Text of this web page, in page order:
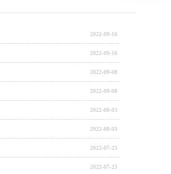
2022-09-16
2022-09-16
2022-09-08
2022-09-08
2022-08-03
2022-08-03
2022-07-25
2022-07-23